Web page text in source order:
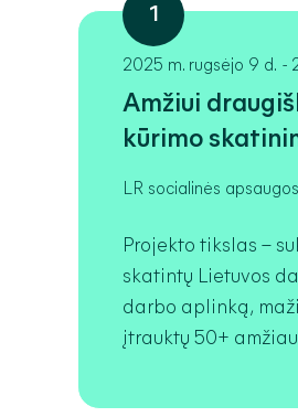
1
2025 m. rugsėjo 9 d. -
Amžiui
kūrimo
LR socialinės
Projekto tikslas –
skatintų Lietuvos
darbo aplinką,
įtrauktų 50+